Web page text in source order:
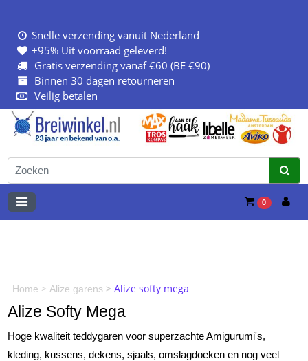
Snelle verzending vanuit Nederland
+95% Uit voorraad geleverd!
Gratis verzending vanaf €60 (BE €90)
Binnen 30 dagen retourneren
Veilig betalen
0
Home >Alize garens > Alize softy mega
Alize Softy Mega
Hoge kwaliteit teddygaren voor superzachte Amigurumi's,
kleding, kussens, dekens, sjaals, omslagdoeken en nog veel